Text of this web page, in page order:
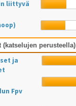
liittyvä
(katselujen perusteella)
ja
Fpv